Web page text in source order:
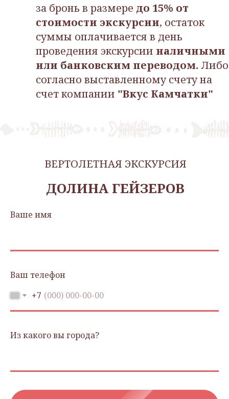
за бронь в размере до 15% от
стоимости экскурсии, остаток
суммы оплачивается в день
проведения экскурсии наличными
или банковским переводом. Либо
согласно выставленному счету на
счет компании "Вкус Камчатки"
ДОЛИНА ГЕЙЗЕРОВ
ВЕРТОЛЕТНАЯ ЭКСКУРСИЯ
Ваше имя
Ваш телефон
+7
Из какого вы города?